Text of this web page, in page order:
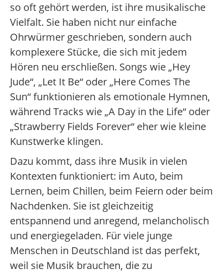
so oft gehört werden, ist ihre musikalische
Vielfalt. Sie haben nicht nur einfache
Ohrwürmer geschrieben, sondern auch
komplexere Stücke, die sich mit jedem
Hören neu erschließen. Songs wie „Hey
Jude“, „Let It Be“ oder „Here Comes The
Sun“ funktionieren als emotionale Hymnen,
während Tracks wie „A Day in the Life“ oder
„Strawberry Fields Forever“ eher wie kleine
Kunstwerke klingen.
Dazu kommt, dass ihre Musik in vielen
Kontexten funktioniert: im Auto, beim
Lernen, beim Chillen, beim Feiern oder beim
Nachdenken. Sie ist gleichzeitig
entspannend und anregend, melancholisch
und energiegeladen. Für viele junge
Menschen in Deutschland ist das perfekt,
weil sie Musik brauchen, die zu